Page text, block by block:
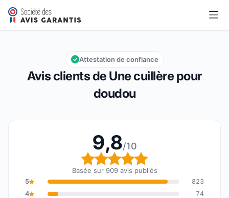
Une cuillère pour doudou
Note globale : 9,8 sur 10
9,8/10
Avis clients de Une cuillère pour
doudou
Attestation de confiance
9,8/10
Note globale : 9,8 sur
Basée sur 909 avis publiés
5
823
4
74